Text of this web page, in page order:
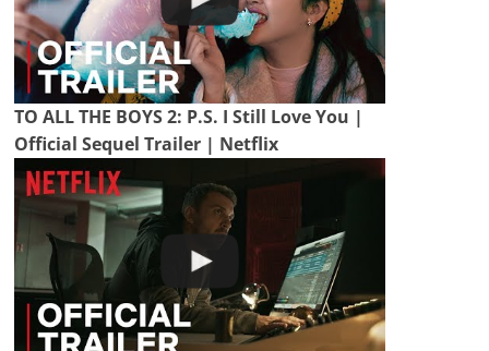
TO ALL THE BOYS 2: P.S. I Still Love You |
Official Sequel Trailer | Netflix